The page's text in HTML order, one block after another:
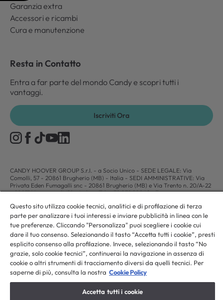
Garanzia extra
Accessori e ricambi
Cura e manutenzione
Resta in Contatto
Entra a far parte del mondo Candy e scopri tutti i
vantaggi.
Iscriviti Ora
CANDY HOOVER GROUP S.r.I. - a Socio Unico - SEDE LEGALE: Via
Comolli, 57 - 20861 Brugherio (MB) - Italia - SEDI AMMINISTRATIVE: Via
Privata Eden Fumagalli snc - 20861 Brugherio (MB) e Via Trento n. 20/A-22
- 20871 Vimercate (MB) - Italia - Tel.: +39.039.2086.1 - Fax:
iscr. al Registro Imprese di Milano-Monza-Brianza-Lodi 04666310158 - P.
IVA 00786860965 - Numero REA: MB-1033934 - Autorizzazione IT AEOF
211870 - Società soggetta ad attività di direzione e coordinamento di Candy
S.p.A. - Casella PEC:
candyhoovergroupsrl@legalmail.it
IT / Italiano
Questo sito utilizza cookie tecnici, analitici e di profilazione di terza
parte per analizzare i tuoi interessi e inviare pubblicità in linea con le
tue preferenze. Cliccando "Personalizza" puoi scegliere i cookie cui
dare il tuo consenso. Selezionando il tasto “Accetta tutti i cookie”, presti
esplicito consenso alla profilazione. Invece, selezionando il tasto “No
grazie, solo cookie tecnici”, continuerai la navigazione in assenza di
cookie o altri strumenti di tracciamento diversi da quelli tecnici. Per
saperne di più, consulta la nostra Cookie Policy
Accetta tutti i cookie